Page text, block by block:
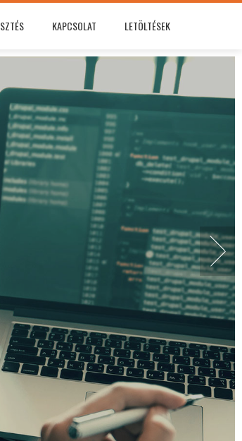
KAPCSOLAT LETÖLTÉSEK